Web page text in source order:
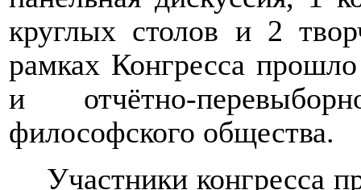
круглых столов и 2
рамках Конгресса
и отчётно-
философского общества.
Участники конгресса